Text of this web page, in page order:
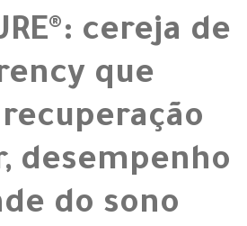
cereja de
que
desempenho
do sono